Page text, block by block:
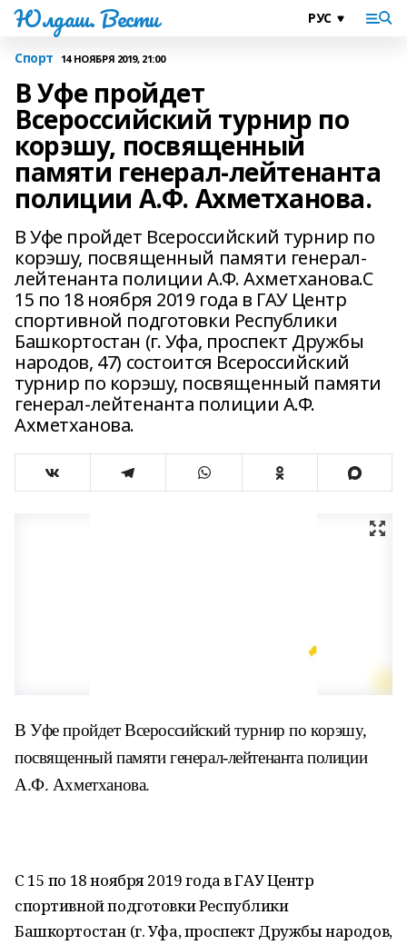
Юлдаш. Вести
Спорт 14 НОЯБРЯ 2019, 21:00
В Уфе пройдет
Всероссийский турнир по
корэшу, посвященный
памяти генерал-лейтенанта
полиции А.Ф. Ахметханова.
В Уфе пройдет Всероссийский турнир по
корэшу, посвященный памяти генерал-
лейтенанта полиции А.Ф. Ахметханова.С
15 по 18 ноября 2019 года в ГАУ Центр
спортивной подготовки Республики
Башкортостан (г. Уфа, проспект Дружбы
народов, 47) состоится Всероссийский
турнир по корэшу, посвященный памяти
генерал-лейтенанта полиции А.Ф.
Ахметханова.
В Уфе пройдет Всероссийский турнир по корэшу,
посвященный памяти генерал-лейтенанта полиции
А.Ф. Ахметханова.
С 15 по 18 ноября 2019 года в ГАУ Центр
спортивной подготовки Республики
Башкортостан (г. Уфа, проспект Дружбы народов,